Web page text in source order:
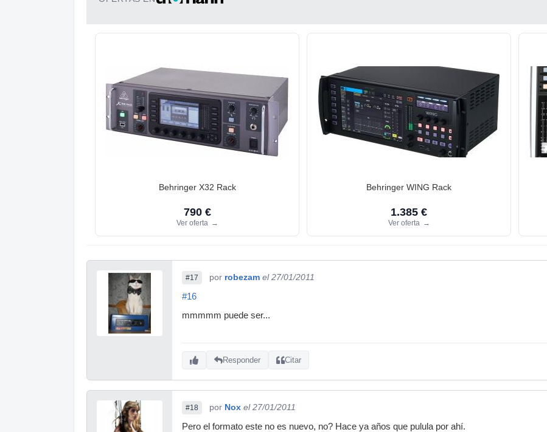
Behringer X32 Rack
790 €
Ver oferta →
Behringer WING Rack
1.385 €
Ver oferta →
#17 por robezam el 27/01/2011
#16
mmmmm puede ser...
Responder Citar
#18 por Nox el 27/01/2011
Pero el formato este no es nuevo, no? Hace ya años que pulula por ahí.